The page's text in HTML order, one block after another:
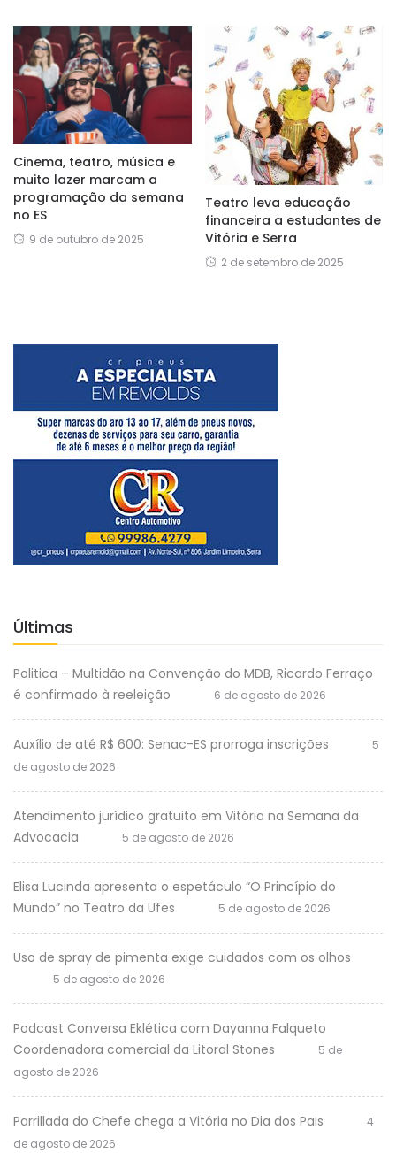
Cinema, teatro, música e
muito lazer marcam a
programação da semana
no ES
9 de outubro de 2025
Teatro leva educação
financeira a estudantes de
Vitória e Serra
2 de setembro de 2025
Últimas
Politica – Multidão na Convenção do MDB, Ricardo Ferraço
é confirmado à reeleição
6 de agosto de 2026
Auxílio de até R$ 600: Senac-ES prorroga inscrições
5
de agosto de 2026
Atendimento jurídico gratuito em Vitória na Semana da
Advocacia
5 de agosto de 2026
Elisa Lucinda apresenta o espetáculo “O Princípio do
Mundo” no Teatro da Ufes
5 de agosto de 2026
Uso de spray de pimenta exige cuidados com os olhos
5 de agosto de 2026
Podcast Conversa Eklética com Dayanna Falqueto
Coordenadora comercial da Litoral Stones
5 de
agosto de 2026
Parrillada do Chefe chega a Vitória no Dia dos Pais
4
de agosto de 2026